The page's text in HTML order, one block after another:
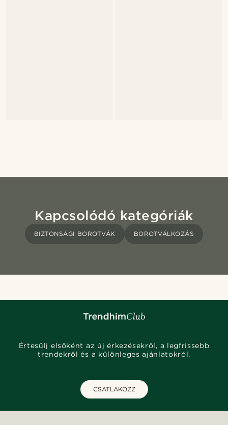
Kapcsolódó kategóriák
BIZTONSÁGI BOROTVÁK BOROTVÁLKOZÁS
Értesülj elsőként az új érkezésekről, a legfrissebb
trendekről és a különleges ajánlatokról.
CSATLAKOZZ